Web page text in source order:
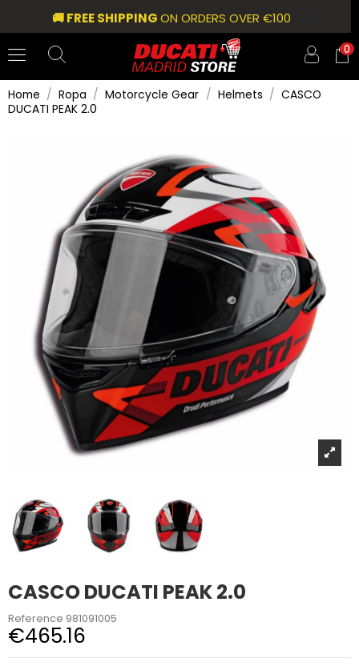
🚚 FREE SHIPPINGON ORDERS OVER €100
0
Home Ropa Motorcycle Gear Helmets
CASCO
DUCATI PEAK 2.0
CASCO DUCATI PEAK 2.0
Reference 981091005
€465.16